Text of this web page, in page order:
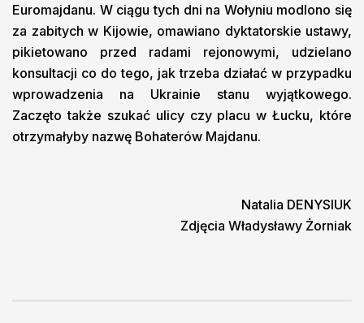
Euromajdanu. W ciągu tych dni na Wołyniu modlono się
za zabitych w Kijowie, omawiano dyktatorskie ustawy,
pikietowano przed radami rejonowymi, udzielano
konsultacji co do tego, jak trzeba działać w przypadku
wprowadzenia na Ukrainie stanu wyjątkowego.
Zaczęto także szukać ulicy czy placu w Łucku, które
otrzymałyby nazwę Bohaterów Majdanu.
Natalia DENYSIUK
Zdjęcia Władysławy Żorniak